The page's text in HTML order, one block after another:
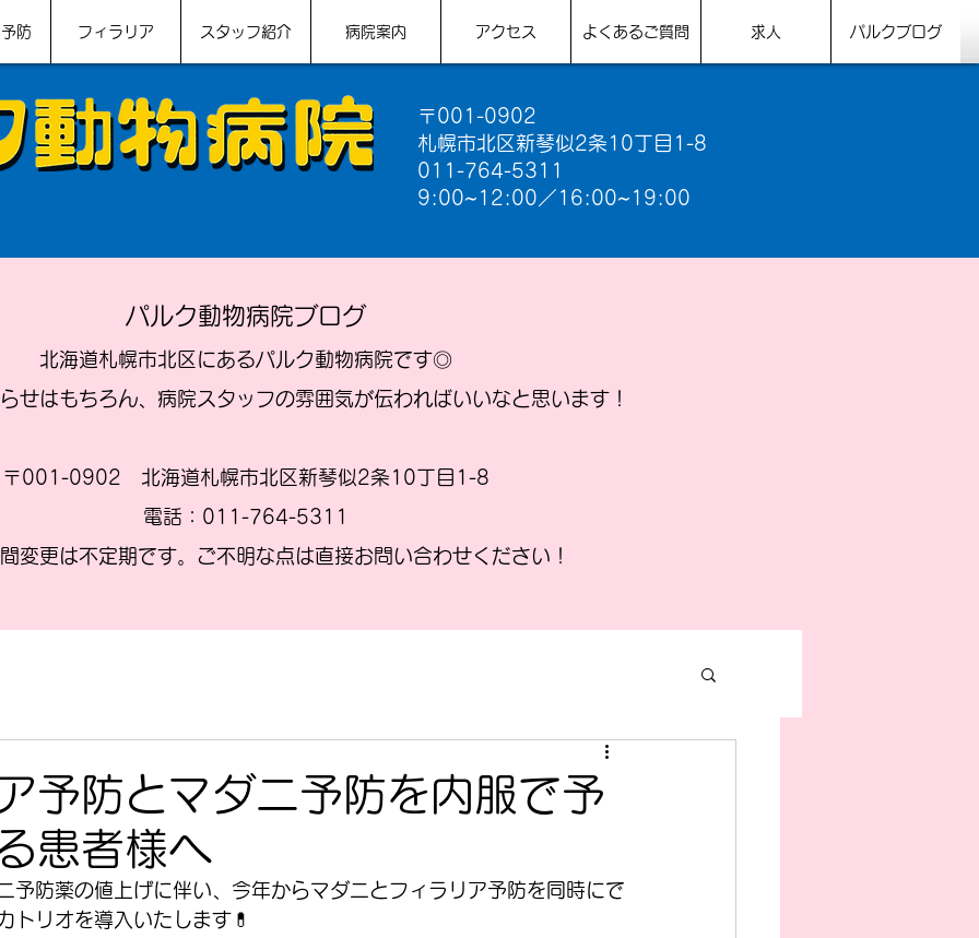
防 フィラリア スタッフ紹介 病院案内 アクセス よくあるご質問 求人 パルクブログ
パルク動物病院ブログ
北海道札幌市北区にあるパルク動物病院です◎
せはもちろん、病院スタッフの雰囲気が伝わればいいなと思います！
〒001-0902 北海道札幌市北区新琴似2条10丁目1-8
電話：011-764-5311
変更は不定期です。ご不明な点は直接お問い合わせください！
予防とマダニ予防を内服で予
患者様へ
予防薬の値上げに伴い、今年からマダニとフィラリア予防を同時にで
トリオを導入いたします💊
〒001-0902
札幌市北区新琴似2条10丁目1-8
011-764-5311
9:00~12:00／16:00~19:00​